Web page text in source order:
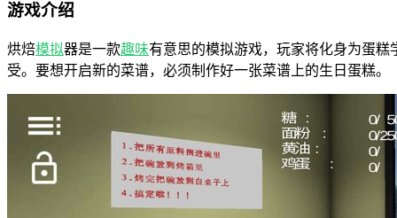
游戏介绍
烘焙模拟器是一款趣味有意思的模拟游戏，玩家将化身为蛋
受。要想开启新的菜谱，必须制作好一张菜谱上的生日蛋糕。